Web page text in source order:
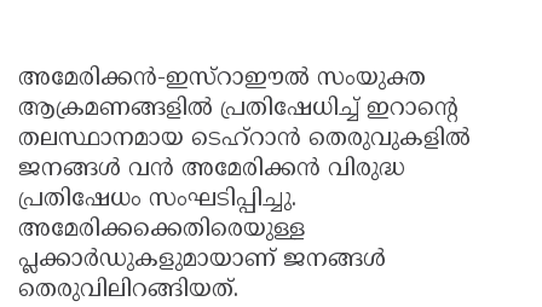
അമേരിക്കൻ-ഇസ്റാഈൽ സംയുക്ത
ആക്രമണങ്ങളിൽ പ്രതിഷേധിച്ച് ഇറാന്റെ
തലസ്ഥാനമായ ടെഹ്റാൻ തെരുവുകളിൽ
ജനങ്ങൾ വൻ അമേരിക്കൻ വിരുദ്ധ
പ്രതിഷേധം സംഘടിപ്പിച്ചു.
അമേരിക്കക്കെതിരെയുള്ള
പ്ലക്കാർഡുകളുമായാണ് ജനങ്ങൾ
തെരുവിലിറങ്ങിയത്.